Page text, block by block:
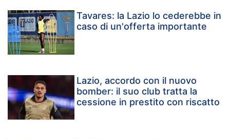
Tavares: la Lazio lo cederebbe in
caso di un'offerta importante
Lazio, accordo con il nuovo
bomber: il suo club tratta la
cessione in prestito con riscatto